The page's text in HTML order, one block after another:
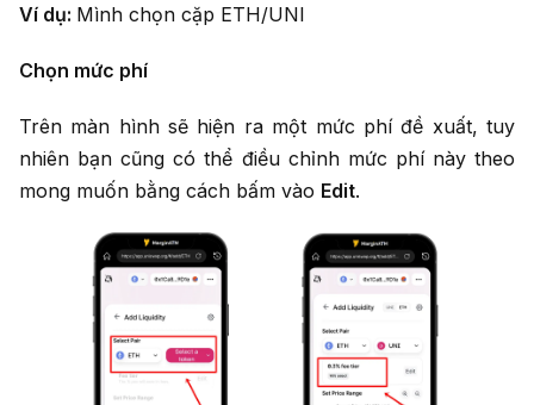
Ví dụ: Mình chọn cặp ETH/UNI
Chọn mức phí
Trên màn hình sẽ hiện ra một mức phí đề xuất, tuy
nhiên bạn cũng có thể điều chỉnh mức phí này theo
mong muốn bằng cách bấm vào Edit.